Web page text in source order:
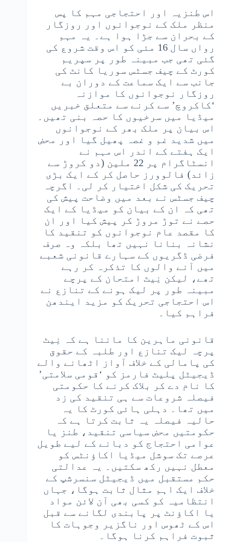
اس طنزیہ اور احتجاجی مہم کا پس
منظر ملک کے نوجوانوں اور روزگار
کے بحران سے جڑا ہوا ہے۔ یہ مہم
رواں سال 16 مئی کو اس وقت شروع کی
گئی تھی جب مبینہ طور پر سپریم
کورٹ کے چیف جسٹس سوریا کانٹ کی
جانب سے ایک سماعت کے دوران بے
روزگار نوجوانوں کا موازنہ
‘کاکروچ’ سے کرنے سے متعلق خبریں
میڈیا میں سرخیوں کا حصہ بنی تھیں۔
اس بیان پر ملک بھر کے نوجوانوں
میں شدید غم و غصہ پھیل گیا اور محض
ایک ہفتے کے اندر اس مہم نے
انسٹاگرام پر 22 ملین (دو کروڑ سے
زائد) فالوورز حاصل کر کے ایک بڑی
تحریک کی شکل اختیار کر لی۔ اگرچہ
چیف جسٹس نے بعد میں وضاحت پیش کی
تھی کہ ان کے بیان کو میڈیا کے ایک
حصے نے توڑ مروڑ کر پیش کیا اور ان
کا مقصد عام نوجوانوں کو تنقید کا
نشانہ بنانا نہیں تھا بلکہ وہ صرف
فرضی ڈگریوں کے سہارے قانونی شعبے
میں آنے والوں کا تذکرہ کر رہے
تھے، لیکن نِیٹ امتحان کے پرچے
مبینہ طور پر لیک ہونے کے تنازع نے
اس احتجاجی تحریک کو مزید ایندھن
فراہم کیا۔
قانونی ماہرین کا ماننا ہے کہ نِیٹ
پرچہ لیک تنازع اور طلبہ کے حقوق
کی پامالی کے خلاف آواز اٹھانے والے
ڈیجیٹل پلیٹ فارمز کو ‘قومی سلامتی’
کا نام دے کر بلاک کرنے کا حکومتی
فیصلہ شروعات سے ہی تنقید کی زد
میں تھا۔ دہلی ہائی کورٹ کا یہ
حالیہ فیصلہ یہ ثابت کرتا ہے کہ
حکومتیں محض سیاسی تنقید، طنز یا
عوامی احتجاج کو دبانے کے لیے طویل
عرصے تک سوشل میڈیا اکاؤنٹس کو
معطل نہیں رکھ سکتیں۔ یہ عدالتی
حکم مستقبل میں ڈیجیٹل سنسرشپ کے
خلاف ایک اہم مثال ثابت ہوگا، جہاں
انتظامیہ کو کسی بھی آن لائن مواد
یا اکاؤنٹ پر پابندی لگانے سے قبل
اس کے ٹھوس اور ناگزیر وجوہات کا
ثبوت فراہم کرنا ہوگا۔